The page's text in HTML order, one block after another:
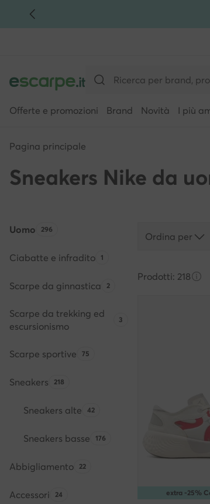
VAI AL CONTENUTO PRINCIPALE
Offerte e promozioni Brand Novità I più
Pagina principale
Sneakers Nike da
Uomo Quantità di prodotti:
296
Ciabatte e infraditoQuantità di prodotti:
1
Scarpe da ginnastica Quantità di prodotti:
2
Scarpe da trekking ed
escursionismo
Quantità di prodotti:
3
Scarpe sportive Quantità di prodotti:
75
Sneakers Quantità di prodotti:
218
Sneakers alte Quantità di prodotti:
42
Sneakers basse Quantità di prodotti:
176
AbbigliamentoQuantità di prodotti:
22
Accessori Quantità di prodotti:
24
Ordina per
Prodotti: 218
extra -25%